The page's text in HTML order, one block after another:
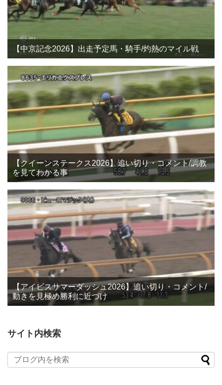
【中京記念2026】出走予定馬・騎手/灼熱のマイル戦
【クイーンステークス2026】追い切り・コメント/調教
を見てわかる事
【アイビスサマーダッシュ2026】追い切り・コメント/
動きを見極め勝利に近づけ
サイト内検索